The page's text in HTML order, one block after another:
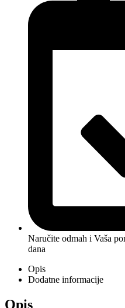
Naručite odmah i Vaša
dana
Opis
Dodatne informacije
Opis